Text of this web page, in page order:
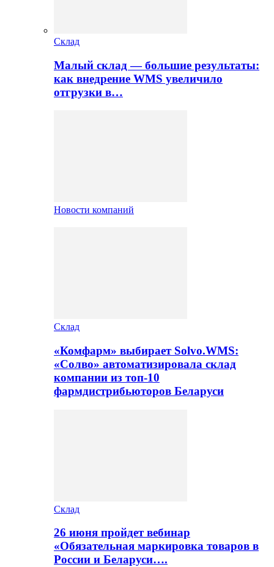
Склад
Малый склад — большие результаты:
как внедрение WMS увеличило
отгрузки в…
Новости компаний
Склад
«Комфарм» выбирает Solvo.WMS:
«Солво» автоматизировала склад
компании из топ-10
фармдистрибьюторов Беларуси
Склад
26 июня пройдет вебинар
«Обязательная маркировка товаров в
России и Беларуси….